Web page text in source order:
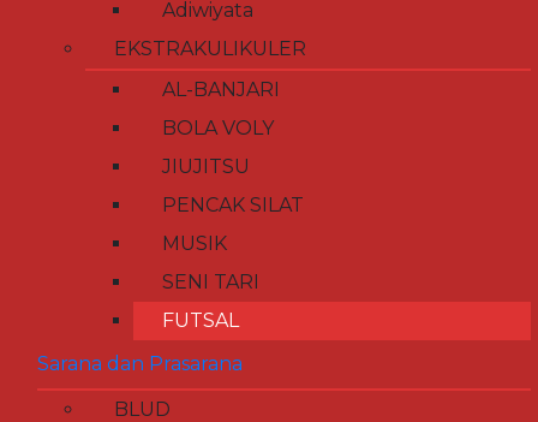
Adiwiyata
EKSTRAKULIKULER
AL-BANJARI
BOLA VOLY
JIUJITSU
PENCAK SILAT
MUSIK
SENI TARI
FUTSAL
Sarana dan Prasarana
BLUD